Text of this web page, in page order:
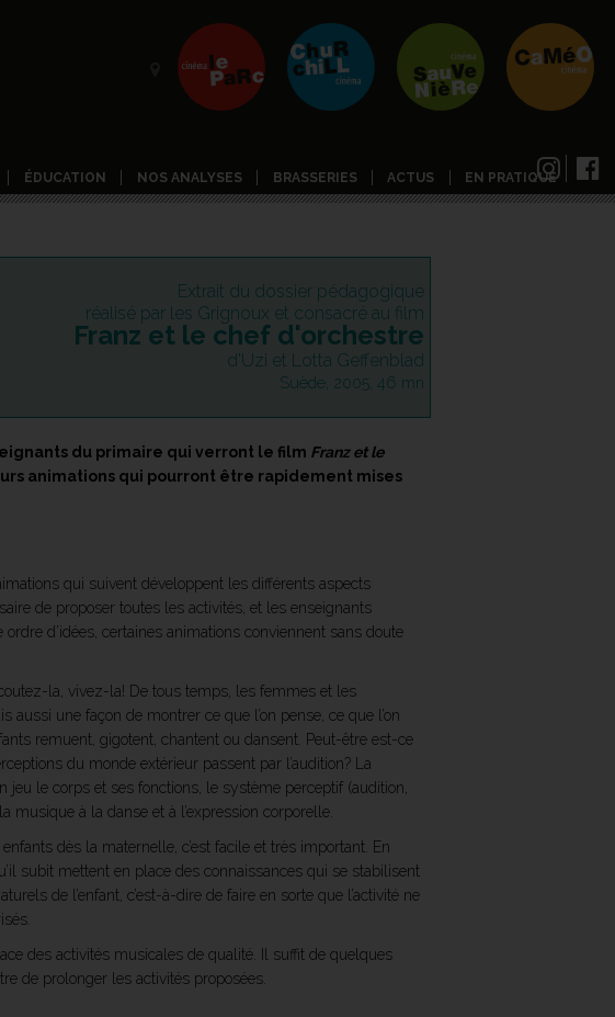
ÉDUCATION NOS ANALYSES BRASSERIES ACTUS EN PRATIQUE
Extrait du dossier pédagogique
réalisé par les Grignoux et consacré au film
Franz et le chef d'orchestre
d'Uzi et Lotta Geffenblad
Suède, 2005, 46 mn
du primaire qui verront le film Franz et le
animations qui pourront être rapidement mises
qui suivent développent les différents aspects
de proposer toutes les activités, et les enseignants
d’idées, certaines animations conviennent sans doute
la, vivez-la! De tous temps, les femmes et les
une façon de montrer ce que l’on pense, ce que l’on
remuent, gigotent, chantent ou dansent. Peut-être est-ce
du monde extérieur passent par l’audition? La
jeu le corps et ses fonctions, le système perceptif (audition,
musique à la danse et à l’expression corporelle.
dès la maternelle, c’est facile et très important. En
subit mettent en place des connaissances qui se stabilisent
de l’enfant, c’est-à-dire de faire en sorte que l’activité ne
des activités musicales de qualité. Il suffit de quelques
de prolonger les activités proposées.